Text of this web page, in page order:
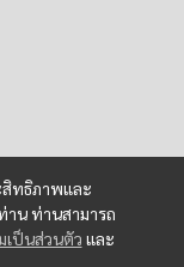
สิทธิภาพและ
าน ท่านสามารถ
เป็นส่วนตัว และ